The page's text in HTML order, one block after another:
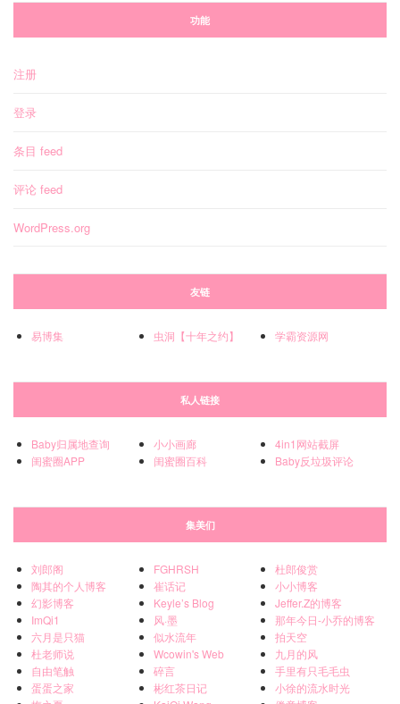
功能
注册
登录
条目 feed
评论 feed
WordPress.org
友链
易博集 虫洞【十年之约】 学霸资源网
私人链接
Baby归属地查询
闺蜜圈APP
小小画廊
闺蜜圈百科
4in1网站截屏
Baby反垃圾评论
集美们
刘郎阁
陶其的个人博客
幻影博客
ImQi1
六月是只猫
杜老师说
自由笔触
蛋蛋之家
FGHRSH
崔话记
Keyle’s Blog
风·墨
似水流年
Wcowin's Web
碎言
彬红茶日记
杜郎俊赏
小小博客
Jeffer.Z的博客
那年今日-小乔的博客
拍天空
九月的风
手里有只毛毛虫
小徐的流水时光